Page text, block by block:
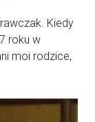
Kiedy
roku w
moi rodzice,